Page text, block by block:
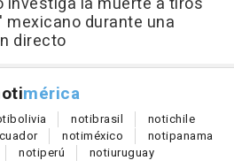
mexicano durante una
directo
mérica
bolivia notibrasil notichile
notiméxico notipanama
notiperú notiuruguay